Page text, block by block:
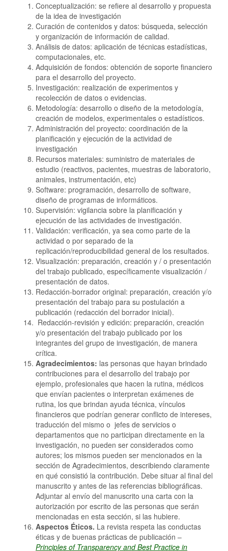
Conceptualización: se refiere al desarrollo y propuesta
de la idea de investigación
Curación de contenidos y datos: búsqueda, selección
y organización de información de calidad.
Análisis de datos: aplicación de técnicas estadísticas,
computacionales, etc.
Adquisición de fondos: obtención de soporte financiero
para el desarrollo del proyecto.
Investigación: realización de experimentos y
recolección de datos o evidencias.
Metodología: desarrollo o diseño de la metodología,
creación de modelos, experimentales o estadísticos.
Administración del proyecto: coordinación de la
planificación y ejecución de la actividad de
investigación
Recursos materiales: suministro de materiales de
estudio (reactivos, pacientes, muestras de laboratorio,
animales, instrumentación, etc)
Software: programación, desarrollo de software,
diseño de programas de informáticos.
Supervisión: vigilancia sobre la planificación y
ejecución de las actividades de investigación.
Validación: verificación, ya sea como parte de la
actividad o por separado de la
replicación/reproducibilidad general de los resultados.
Visualización: preparación, creación y / o presentación
del trabajo publicado, específicamente visualización /
presentación de datos.
Redacción-borrador original: preparación, creación y/o
presentación del trabajo para su postulación a
publicación (redacción del borrador inicial).
Redacción-revisión y edición: preparación, creación
y/o presentación del trabajo publicado por los
integrantes del grupo de investigación, de manera
crítica.
Agradecimientos: las personas que hayan brindado
contribuciones para el desarrollo del trabajo por
ejemplo, profesionales que hacen la rutina, médicos
que envían pacientes o interpretan exámenes de
rutina, los que brindan ayuda técnica, vínculos
financieros que podrían generar conflicto de intereses,
traducción del mismo o jefes de servicios o
departamentos que no participan directamente en la
investigación, no pueden ser considerados como
autores; los mismos pueden ser mencionados en la
sección de Agradecimientos, describiendo claramente
en qué consistió la contribución. Debe situar al final del
manuscrito y antes de las referencias bibliográficas.
Adjuntar al envío del manuscrito una carta con la
autorización por escrito de las personas que serán
mencionadas en esta sección, si las hubiere.
Aspectos Éticos. La revista respeta las conductas
éticas y de buenas prácticas de publicación –
Principles of TransparencyandBestPractice in